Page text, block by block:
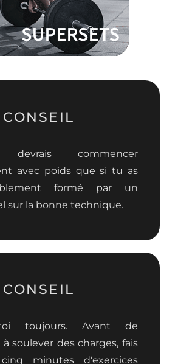
CONSEIL
commencer
avec poids que si tu as
formé par un
sur la bonne technique.
CONSEIL
toujours. Avant de
soulever des charges, fais
minutes d'exercices